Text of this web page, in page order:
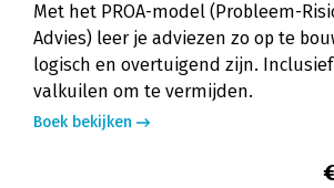
Met het PROA-model (Probleem-
Advies) leer je adviezen zo op te
logisch en overtuigend zijn.
valkuilen om te vermijden.
Boek bekijken